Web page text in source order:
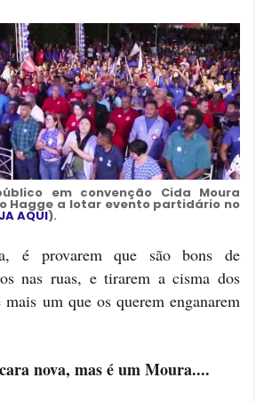
em convenção Cida Moura
Hagge a lotar evento partidário no
AQUI).
é provarem que são bons de
nas ruas, e tirarem a cisma dos
um que os querem enganarem
nova, mas é um Moura....